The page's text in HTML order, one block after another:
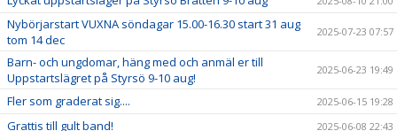
Nybörjarstart VUXNA söndagar 15.00-16.30 start 31 aug
tom 14 dec
2025-07-23 07:57
Barn- och ungdomar, häng med och anmäl er till
Uppstartslägret på Styrsö 9-10 aug!
2025-06-23 19:49
Fler som graderat sig.... 2025-06-15 19:28
Grattis till gult band! 2025-06-08 22:43